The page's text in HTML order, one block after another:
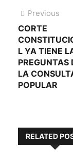
de
Previous
CORTE
L YA TIENE
PREGUNTAS
LA
POPULAR
RELATED